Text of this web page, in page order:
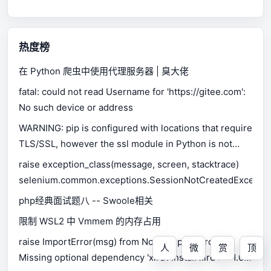
热度榜
在 Python 爬虫中使用代理服务器 | 臭大佬
fatal: could not read Username for 'https://gitee.com':
No such device or address
WARNING: pip is configured with locations that require
TLS/SSL, however the ssl module in Python is not
available.
raise exception_class(message, screen, stacktrace)
php经典面试题八 -- Swoole相关
限制 WSL2 中 Vmmem 的内存占用
raise ImportError(msg) from None ImportError:
Missing optional dependency 'xlrd'. Install xlrd >= 1.0.0
人 微 赏 顶